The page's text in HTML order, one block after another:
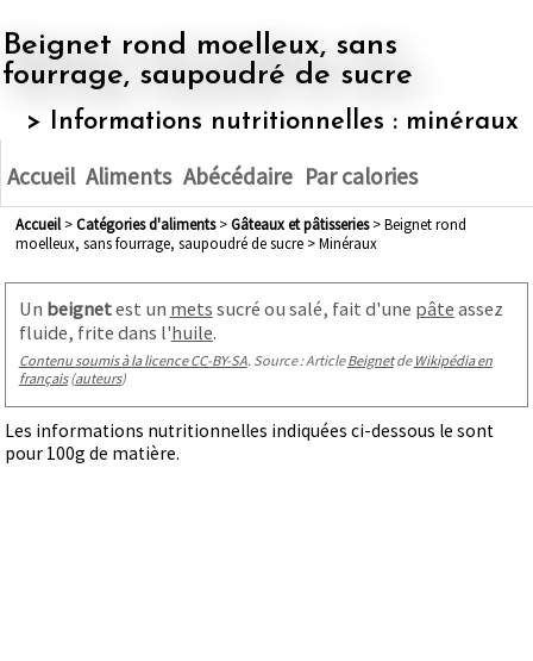
Beignet rond moelleux, sans
fourrage, saupoudré de sucre
> Informations nutritionnelles : minéraux
Accueil Aliments Abécédaire Par calories
Accueil> Catégories d'aliments> gâteaux et pâtisseries> Beignet rond
moelleux, sans fourrage, saupoudré de sucre > Minéraux
Un beignetest un mets sucré ou salé, fait d'une pâte assez
fluide, frite dans l'huile.
Contenu soumis à la licence CC-BY-SA. Source : ArticleBeignetde Wikipédia en
français(auteurs)
Les informations nutritionnelles indiquées ci-dessous le sont
pour 100g de matière.